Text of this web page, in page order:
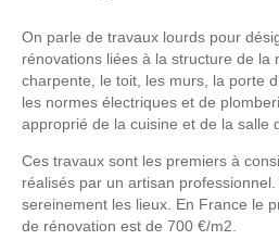
On parle de travaux lourds pour
rénovations liées à la structure de la
charpente, le toit, les murs, la porte
les normes électriques et de
approprié de la cuisine et de la salle
Ces travaux sont les premiers à
réalisés par un artisan
sereinement les lieux. En France le
de rénovation est de 700 €/m2.